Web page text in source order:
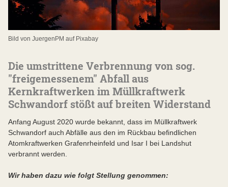
Bild von JuergenPM auf Pixabay
Die umstrittene Verbrennung von sog.
"freigemessenem" Abfall aus
Kernkraftwerken im Müllkraftwerk
Schwandorf stößt auf breiten Widerstand
Anfang August 2020 wurde bekannt, dass im Müllkraftwerk
Schwandorf auch Abfälle aus den im Rückbau beﬁndlichen
Atomkraftwerken Grafenrheinfeld und Isar I bei Landshut
verbrannt werden.
Wir haben dazu wie folgt Stellung genommen: